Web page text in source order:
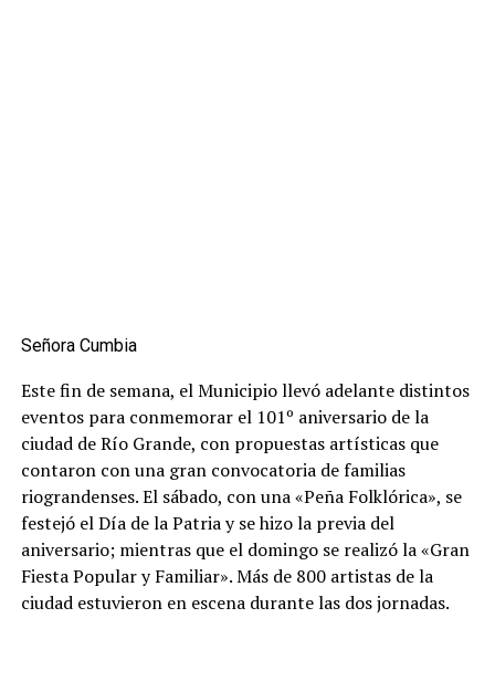
Señora Cumbia
Este fin de semana, el Municipio llevó adelante distintos
eventos para conmemorar el 101º aniversario de la
ciudad de Río Grande, con propuestas artísticas que
contaron con una gran convocatoria de familias
riograndenses. El sábado, con una «Peña Folklórica», se
festejó el Día de la Patria y se hizo la previa del
aniversario; mientras que el domingo se realizó la «Gran
Fiesta Popular y Familiar». Más de 800 artistas de la
ciudad estuvieron en escena durante las dos jornadas.